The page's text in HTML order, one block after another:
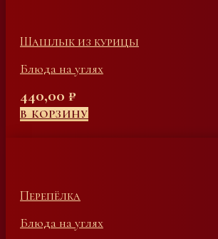
Шашлык из курицы
Блюда на углях
440,00 ₽
В КОРЗИНУ
Перепёлка
Блюда на углях